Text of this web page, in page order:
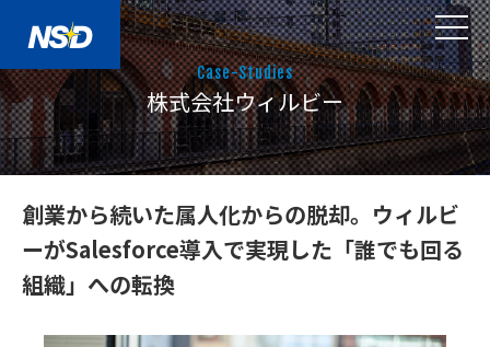
Case-Studies
株式会社ウィルビー
創業から続いた属人化からの脱却。ウィルビ
ーがSalesforce導入で実現した「誰でも回る
組織」への転換